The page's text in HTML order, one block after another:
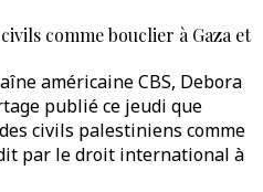
comme bouclier à Gaza et
américaine CBS, Debora
publié ce jeudi que
civils palestiniens comme
par le droit international à